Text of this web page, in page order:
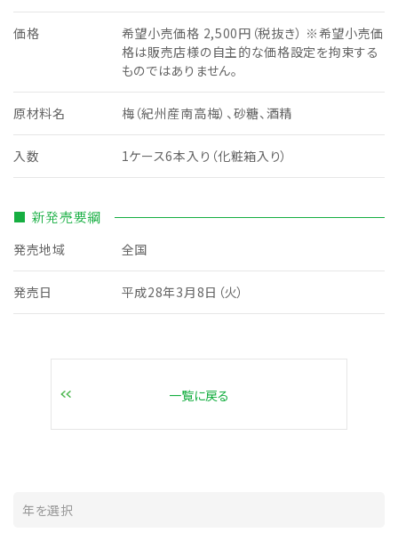
価格
希望小売価格 2,500円（税抜き） ※希望小売価
格は販売店様の自主的な価格設定を拘束する
ものではありません。
原材料名 梅（紀州産南高梅）、砂糖、酒精
入数 1ケース6本入り（化粧箱入り）
■ 新発売要綱
発売地域 全国
発売日 平成28年3月8日（火）
一覧に戻る